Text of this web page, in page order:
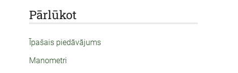
Pārlūkot
Īpašais piedāvājums
Manometri